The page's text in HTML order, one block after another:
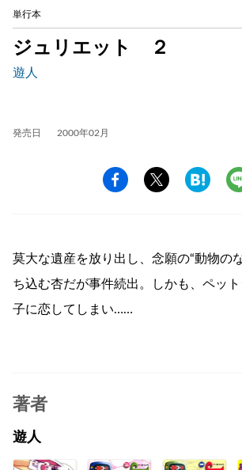
単行本
ジュリエット ２
遊人
発売日 2000年02月
莫大な遺産を放り出し、念願の“動物の
ち込む杏だが事件続出。しかも、ペッ
子に恋してしまい……
著者
遊人